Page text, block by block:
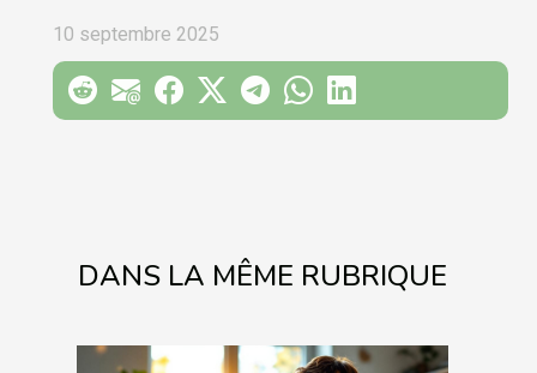
DANS LA MÊME RUBRIQUE
10 septembre 2025